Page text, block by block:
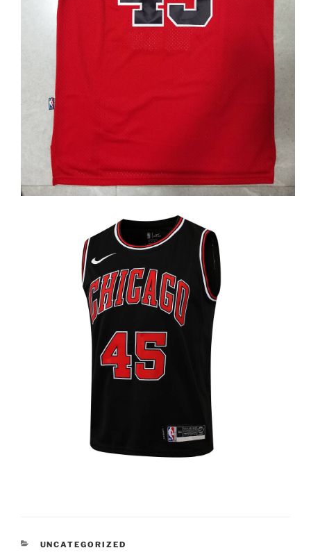
CATEGORÍAS
UNCATEGORIZED